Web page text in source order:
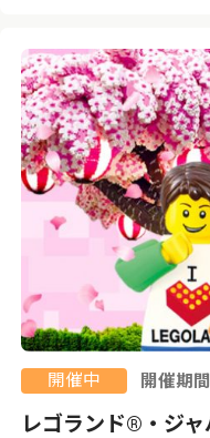
開催中 開催期間
レゴランド®・ジ